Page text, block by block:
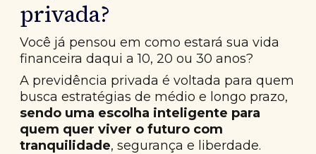
privada?
Você já pensou em como estará sua vida
financeira daqui a 10, 20 ou 30 anos?
A previdência privada é voltada para quem
busca estratégias de médio e longo prazo,
sendo uma escolha inteligente para
quem quer viver o futuro com
tranquilidade, segurança e liberdade.